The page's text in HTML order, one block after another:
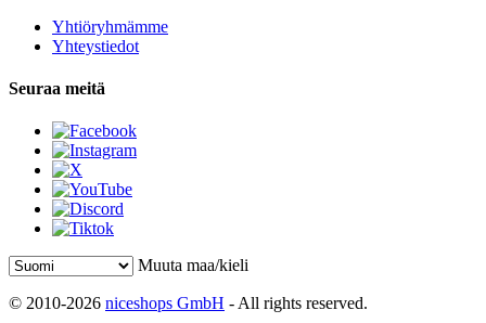
Yhtiöryhmämme
Yhteystiedot
Seuraa meitä
Muuta maa/kieli
© 2010-2026 niceshops GmbH - All rights reserved.